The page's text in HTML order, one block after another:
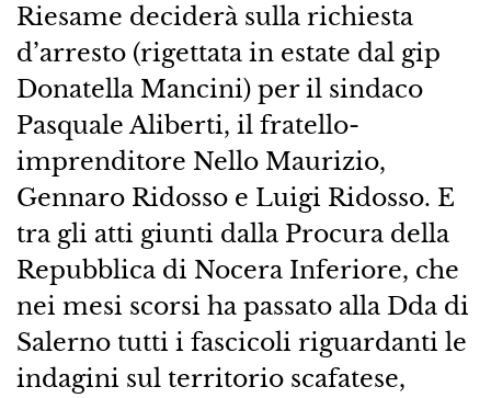
Riesame deciderà sulla richiesta
d’arresto (rigettata in estate dal gip
Donatella Mancini) per il sindaco
Pasquale Aliberti, il fratello-
imprenditore Nello Maurizio,
Gennaro Ridosso e Luigi Ridosso. E
tra gli atti giunti dalla Procura della
Repubblica di Nocera Inferiore, che
nei mesi scorsi ha passato alla Dda di
Salerno tutti i fascicoli riguardanti le
indagini sul territorio scafatese,